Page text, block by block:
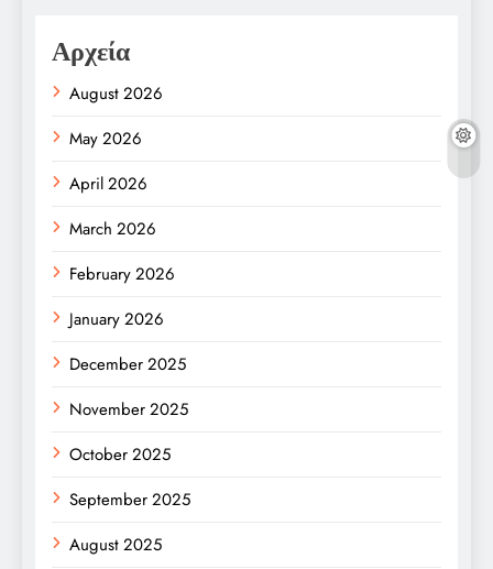
Αρχεία
August 2026
May 2026
April 2026
March 2026
February 2026
January 2026
December 2025
November 2025
October 2025
September 2025
August 2025